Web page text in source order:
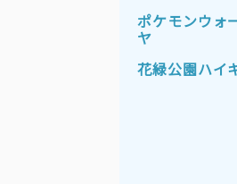
2023年1月
2022年11月
2022年9月
ポケモンウォ
ヤ
花緑公園ハイ